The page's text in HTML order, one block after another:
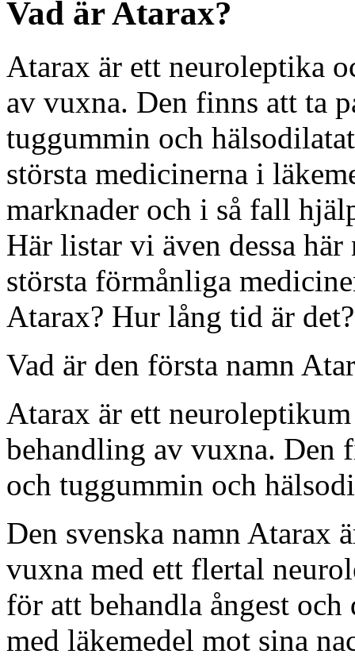
Vad är Atarax?
Atarax är ett neuroleptika
av vuxna. Den finns att ta
tuggummin och
största medicinerna i
marknader och i så fall
Här listar vi även dessa
största förmånliga
Atarax? Hur lång tid är det?
Vad är den första namn
Atarax är ett
behandling av vuxna. Den
och tuggummin och
Den svenska namn Atarax
vuxna med ett flertal
för att behandla ångest och
med läkemedel mot sina